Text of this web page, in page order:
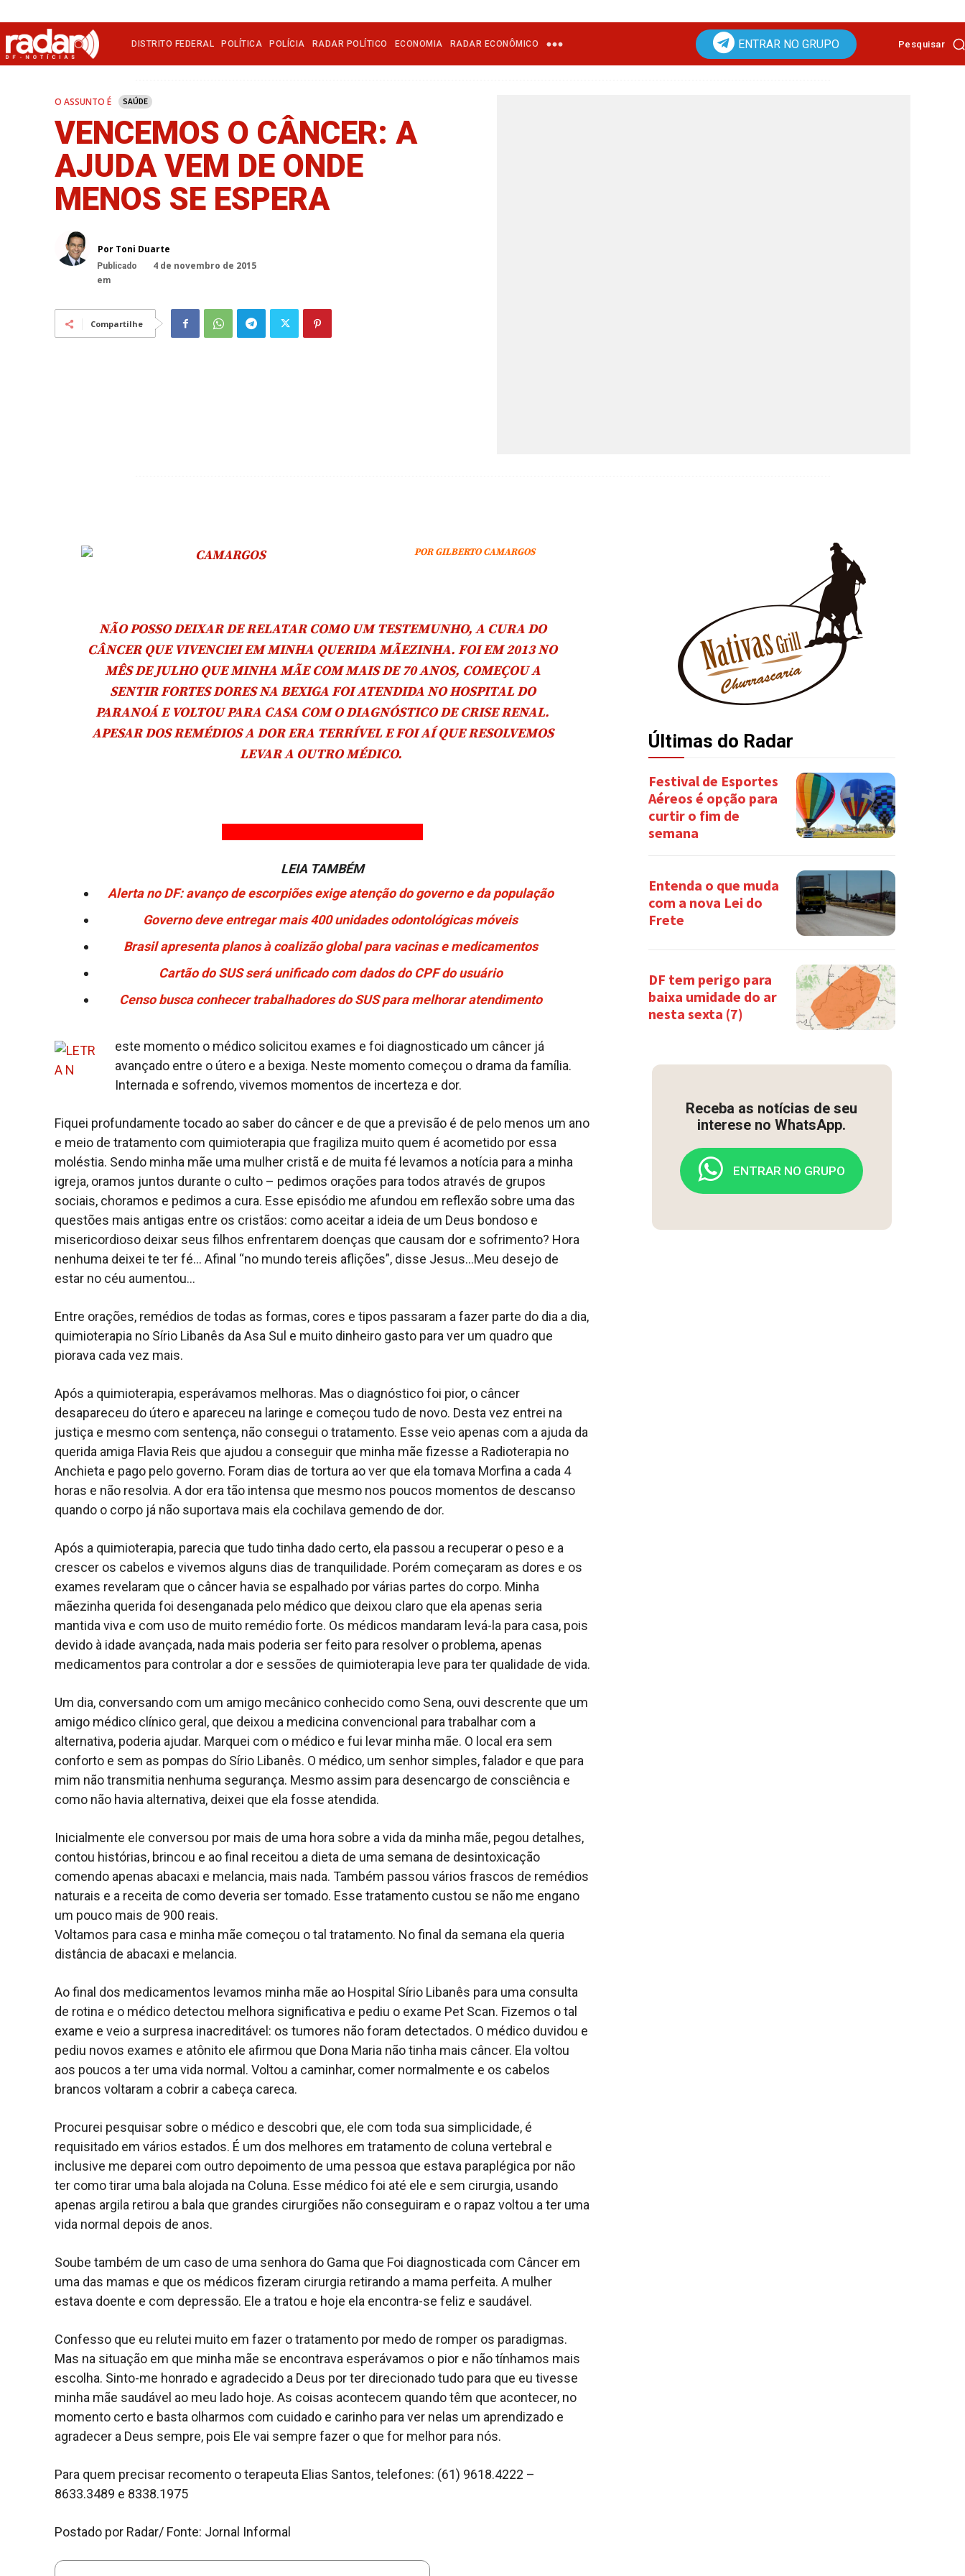
DISTRITO FEDERAL POLÍTICA POLÍCIA RADAR POLÍTICO ECONOMIA RADAR ECONÔMICO ENTRAR NO GRUPO Pesquisar
O ASSUNTO É SAÚDE
VENCEMOS O CÂNCER: A
AJUDA VEM DE ONDE
MENOS SE ESPERA
Por Toni Duarte
Publicado
em
4 de novembro de 2015
Compartilhe
POR GILBERTO CAMARGOS
NÃO POSSO DEIXAR DE RELATAR COMO UM TESTEMUNHO, A CURA DO
CÂNCER QUE VIVENCIEI EM MINHA QUERIDA MÃEZINHA. FOI EM 2013 NO
MÊS DE JULHO QUE MINHA MÃE COM MAIS DE 70 ANOS, COMEÇOU A
SENTIR FORTES DORES NA BEXIGA FOI ATENDIDA NO HOSPITAL DO
PARANOÁ E VOLTOU PARA CASA COM O DIAGNÓSTICO DE CRISE RENAL.
APESAR DOS REMÉDIOS A DOR ERA TERRÍVEL E FOI AÍ QUE RESOLVEMOS
LEVAR A OUTRO MÉDICO.
LEIA TAMBÉM
Alerta no DF: avanço de escorpiões exige atenção do governo e da população
Governo deve entregar mais 400 unidades odontológicas móveis
Brasil apresenta planos à coalizão global para vacinas e medicamentos
Cartão do SUS será unificado com dados do CPF do usuário
Censo busca conhecer trabalhadores do SUS para melhorar atendimento
este momento o médico solicitou exames e foi diagnosticado um câncer já
avançado entre o útero e a bexiga. Neste momento começou o drama da família.
Internada e sofrendo, vivemos momentos de incerteza e dor.
Fiquei profundamente tocado ao saber do câncer e de que a previsão é de pelo menos um ano
e meio de tratamento com quimioterapia que fragiliza muito quem é acometido por essa
moléstia. Sendo minha mãe uma mulher cristã e de muita fé levamos a notícia para a minha
igreja, oramos juntos durante o culto – pedimos orações para todos através de grupos
sociais, choramos e pedimos a cura. Esse episódio me afundou em reflexão sobre uma das
questões mais antigas entre os cristãos: como aceitar a ideia de um Deus bondoso e
misericordioso deixar seus filhos enfrentarem doenças que causam dor e sofrimento? Hora
nenhuma deixei te ter fé… Afinal “no mundo tereis aflições”, disse Jesus…Meu desejo de
estar no céu aumentou…
Entre orações, remédios de todas as formas, cores e tipos passaram a fazer parte do dia a dia,
quimioterapia no Sírio Libanês da Asa Sul e muito dinheiro gasto para ver um quadro que
piorava cada vez mais.
Após a quimioterapia, esperávamos melhoras. Mas o diagnóstico foi pior, o câncer
desapareceu do útero e apareceu na laringe e começou tudo de novo. Desta vez entrei na
justiça e mesmo com sentença, não consegui o tratamento. Esse veio apenas com a ajuda da
querida amiga Flavia Reis que ajudou a conseguir que minha mãe fizesse a Radioterapia no
Anchieta e pago pelo governo. Foram dias de tortura ao ver que ela tomava Morfina a cada 4
horas e não resolvia. A dor era tão intensa que mesmo nos poucos momentos de descanso
quando o corpo já não suportava mais ela cochilava gemendo de dor.
Após a quimioterapia, parecia que tudo tinha dado certo, ela passou a recuperar o peso e a
crescer os cabelos e vivemos alguns dias de tranquilidade. Porém começaram as dores e os
exames revelaram que o câncer havia se espalhado por várias partes do corpo. Minha
mãezinha querida foi desenganada pelo médico que deixou claro que ela apenas seria
mantida viva e com uso de muito remédio forte. Os médicos mandaram levá-la para casa, pois
devido à idade avançada, nada mais poderia ser feito para resolver o problema, apenas
medicamentos para controlar a dor e sessões de quimioterapia leve para ter qualidade de vida.
Um dia, conversando com um amigo mecânico conhecido como Sena, ouvi descrente que um
amigo médico clínico geral, que deixou a medicina convencional para trabalhar com a
alternativa, poderia ajudar. Marquei com o médico e fui levar minha mãe. O local era sem
conforto e sem as pompas do Sírio Libanês. O médico, um senhor simples, falador e que para
mim não transmitia nenhuma segurança. Mesmo assim para desencargo de consciência e
como não havia alternativa, deixei que ela fosse atendida.
Inicialmente ele conversou por mais de uma hora sobre a vida da minha mãe, pegou detalhes,
contou histórias, brincou e ao final receitou a dieta de uma semana de desintoxicação
comendo apenas abacaxi e melancia, mais nada. Também passou vários frascos de remédios
naturais e a receita de como deveria ser tomado. Esse tratamento custou se não me engano
um pouco mais de 900 reais.
Voltamos para casa e minha mãe começou o tal tratamento. No final da semana ela queria
distância de abacaxi e melancia.
Ao final dos medicamentos levamos minha mãe ao Hospital Sírio Libanês para uma consulta
de rotina e o médico detectou melhora significativa e pediu o exame Pet Scan. Fizemos o tal
exame e veio a surpresa inacreditável: os tumores não foram detectados. O médico duvidou e
pediu novos exames e atônito ele afirmou que Dona Maria não tinha mais câncer. Ela voltou
aos poucos a ter uma vida normal. Voltou a caminhar, comer normalmente e os cabelos
brancos voltaram a cobrir a cabeça careca.
Procurei pesquisar sobre o médico e descobri que, ele com toda sua simplicidade, é
requisitado em vários estados. É um dos melhores em tratamento de coluna vertebral e
inclusive me deparei com outro depoimento de uma pessoa que estava paraplégica por não
ter como tirar uma bala alojada na Coluna. Esse médico foi até ele e sem cirurgia, usando
apenas argila retirou a bala que grandes cirurgiões não conseguiram e o rapaz voltou a ter uma
vida normal depois de anos.
Soube também de um caso de uma senhora do Gama que Foi diagnosticada com Câncer em
uma das mamas e que os médicos fizeram cirurgia retirando a mama perfeita. A mulher
estava doente e com depressão. Ele a tratou e hoje ela encontra-se feliz e saudável.
Confesso que eu relutei muito em fazer o tratamento por medo de romper os paradigmas.
Mas na situação em que minha mãe se encontrava esperávamos o pior e não tínhamos mais
escolha. Sinto-me honrado e agradecido a Deus por ter direcionado tudo para que eu tivesse
minha mãe saudável ao meu lado hoje. As coisas acontecem quando têm que acontecer, no
momento certo e basta olharmos com cuidado e carinho para ver nelas um aprendizado e
agradecer a Deus sempre, pois Ele vai sempre fazer o que for melhor para nós.
Para quem precisar recomento o terapeuta Elias Santos, telefones: (61) 9618.4222 –
8633.3489 e 8338.1975
Postado por Radar/ Fonte: Jornal Informal
Últimas do Radar
Festival de Esportes
Aéreos é opção para
curtir o fim de
semana
Entenda o que muda
com a nova Lei do
Frete
DF tem perigo para
baixa umidade do ar
nesta sexta (7)
Receba as notícias de seu
interese no WhatsApp.
ENTRAR NO GRUPO